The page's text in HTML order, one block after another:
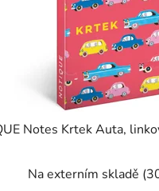
Notes Krtek Auta,
Na externím skladě